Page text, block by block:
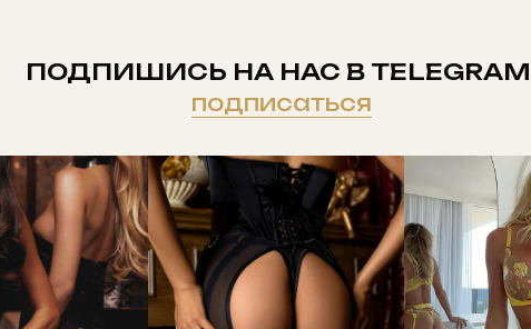
ПОДПИШИСЬ НА НАС В
подписаться